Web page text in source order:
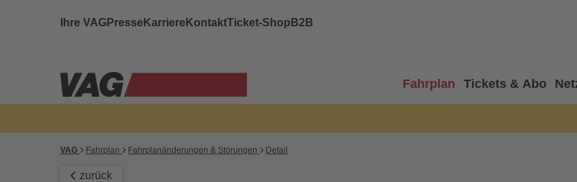
Ihre VAGPresse Karriere KontaktTicket-Shop B2B
Fahrplan Tickets & Abo
VAG Fahrplan Fahrplanänderungen & Störungen Detail
zurück